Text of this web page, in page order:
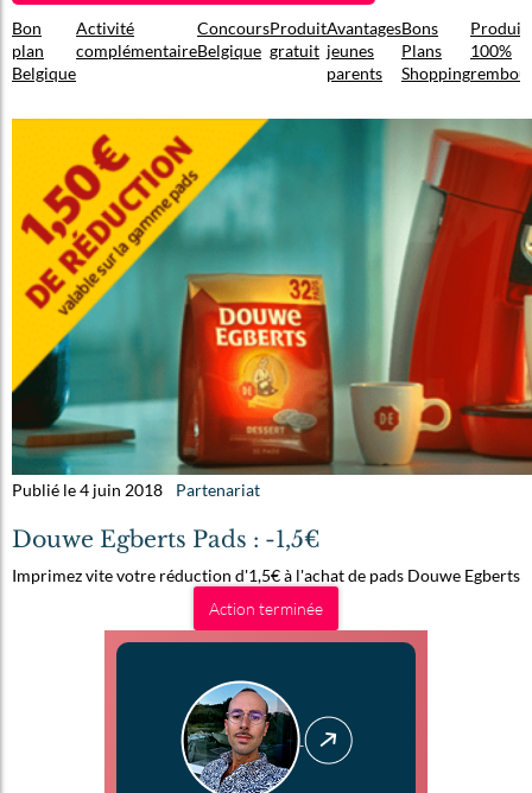
Bon
plan
Belgique
Activité
complémentaire
Concours
Belgique
Produit
gratuit
Avantages
jeunes
parents
Bons
Plans
Shopping
Produit
100%
Publié le 4 juin 2018 Partenariat
Douwe Egberts Pads : -1,5€
Imprimez vite votre réduction d'1,5€ à l'achat de pads Douwe Egberts
Action terminée